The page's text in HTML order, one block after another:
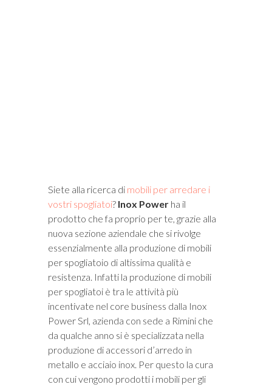
Siete alla ricerca di mobili per arredare i
vostri spogliatoi? Inox Power ha il
prodotto che fa proprio per te, grazie alla
nuova sezione aziendale che si rivolge
essenzialmente alla produzione di mobili
per spogliatoio di altissima qualità e
resistenza. Infatti la produzione di mobili
per spogliatoi è tra le attività più
incentivate nel core business dalla Inox
Power Srl, azienda con sede a Rimini che
da qualche anno si è specializzata nella
produzione di accessori d’arredo in
metallo e acciaio inox. Per questo la cura
con cui vengono prodotti i mobili per gli